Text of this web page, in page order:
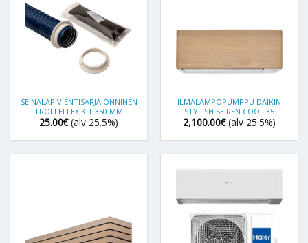
SEINÄLÄPIVIENTISARJA ONNINEN
TROLLEFLEX KIT 350 MM
25.00€ (alv 25.5%)
ILMALÄMPÖPUMPPU DAIKIN
STYLISH SEIREN COOL 35
2,100.00€ (alv 25.5%)